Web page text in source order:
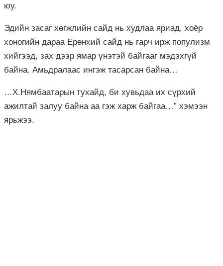
юу.
Эдийн засаг хөгжлийн сайд нь худлаа яриад, хоёр
хоногийн дараа Ерөнхий сайд нь гарч ирж популизм
хийгээд, зах дээр ямар үнэтэй байгааг мэдэхгүй
байна. Амьдралаас ингэж тасарсан байна…
…Х.Нямбаатарын тухайд, би хувьдаа их сүрхий
ажилтай залуу байна аа гэж харж байгаа…” хэмээн
ярьжээ.